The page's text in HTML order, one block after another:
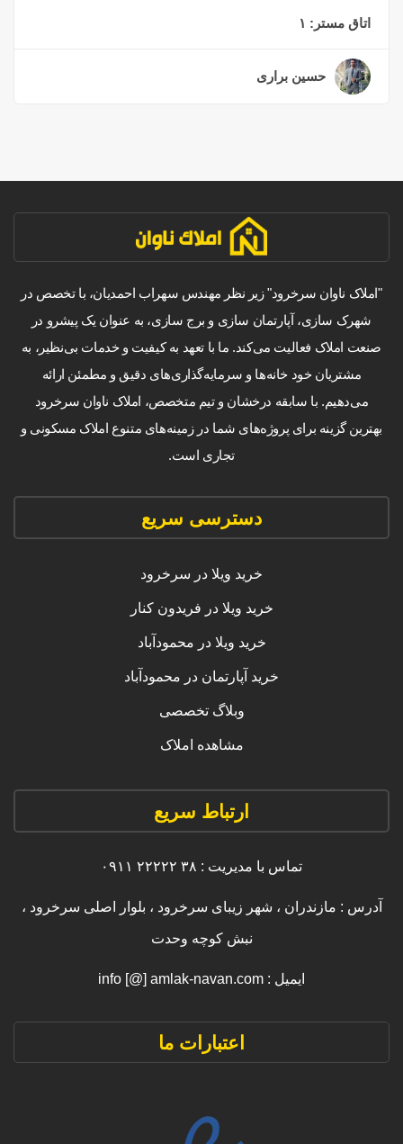
اتاق مستر: ۱
حسین براری
"املاک ناوان سرخرود" زیر نظر مهندس سهراب احمدیان، با تخصص در
شهرک سازی، آپارتمان سازی و برج سازی، به عنوان یک پیشرو در
صنعت املاک فعالیت می‌کند. ما با تعهد به کیفیت و خدمات بی‌نظیر، به
مشتریان خود خانه‌ها و سرمایه‌گذاری‌های دقیق و مطمئن ارائه
می‌دهیم. با سابقه درخشان و تیم متخصص، املاک ناوان سرخرود
بهترین گزینه برای پروژه‌های شما در زمینه‌های متنوع املاک مسکونی و
تجاری است.
دسترسی سریع
خرید ویلا در سرخرود
خرید ویلا در فریدون کنار
خرید ویلا در محمودآباد
خرید آپارتمان در محمودآباد
وبلاگ تخصصی
مشاهده املاک
ارتباط سریع
تماس با مدیریت : ۳۸ ۲۲۲۲۲ ۰۹۱۱
آدرس : مازندران ، شهر زیبای سرخرود ، بلوار اصلی سرخرود ،
نبش کوچه وحدت
ایمیل : info [@] amlak-navan.com
اعتبارات ما